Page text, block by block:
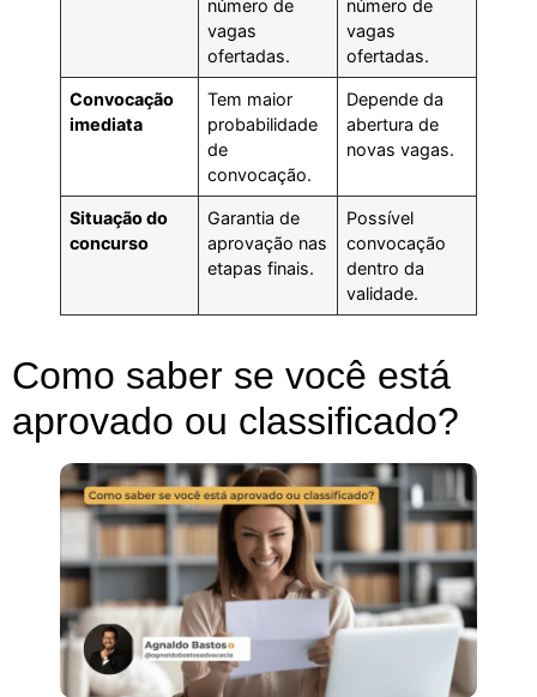
número de
vagas
ofertadas.
número de
vagas
ofertadas.
Convocação
imediata
Tem maior
probabilidade
de
convocação.
Depende da
abertura de
novas vagas.
Situação do
concurso
Garantia de
aprovação nas
etapas finais.
Possível
convocação
dentro da
validade.
Como saber se você está
aprovado ou classificado?